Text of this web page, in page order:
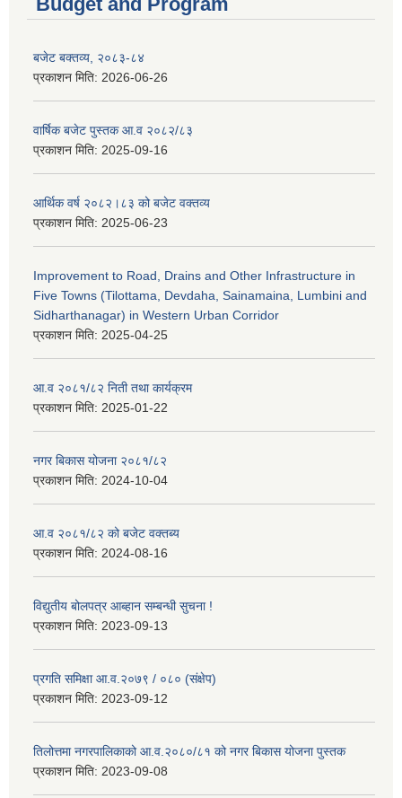
बजेट बक्तव्य, २०८३-८४
प्रकाशन मिति: 2026-06-26
वार्षिक बजेट पुस्तक आ.व २०८२/८३
प्रकाशन मिति: 2025-09-16
आर्थिक वर्ष २०८२।८३ को बजेट वक्तव्य
प्रकाशन मिति: 2025-06-23
Improvement to Road, Drains and Other Infrastructure in
Five Towns (Tilottama, Devdaha, Sainamaina, Lumbini and
Sidharthanagar) in Western Urban Corridor
प्रकाशन मिति: 2025-04-25
आ.व २०८१/८२ निती तथा कार्यक्रम
प्रकाशन मिति: 2025-01-22
नगर बिकास योजना २०८१/८२
प्रकाशन मिति: 2024-10-04
आ.व २०८१/८२ को बजेट वक्तब्य
प्रकाशन मिति: 2024-08-16
विद्युतीय बोलपत्र आब्हान सम्बन्धी सुचना !
प्रकाशन मिति: 2023-09-13
प्रगति समिक्षा आ.व.२०७९ / ०८० (संक्षेप)
प्रकाशन मिति: 2023-09-12
तिलोत्तमा नगरपालिकाको आ.व.२०८०/८१ को नगर बिकास योजना पुस्तक
प्रकाशन मिति: 2023-09-08